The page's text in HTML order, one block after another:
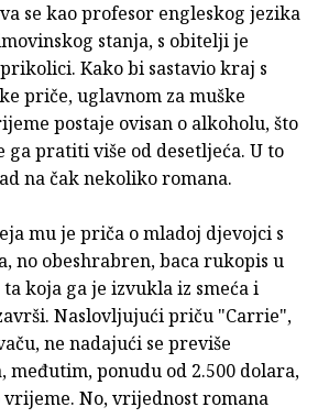
se kao profesor engleskog jezika
stanja, s obitelji je
Kako bi sastavio kraj s
priče, uglavnom za muške
postaje ovisan o alkoholu, što
ga pratiti više od desetljeća. U to
na čak nekoliko romana.
mu je priča o mladoj djevojci s
no obeshrabren, baca rukopis u
koja ga je izvukla iz smeća i
Naslovljujući priču "Carrie",
ne nadajući se previše
međutim, ponudu od 2.500 dolara,
vrijeme. No, vrijednost romana